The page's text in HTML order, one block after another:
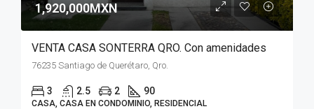
1,920,000MXN
VENTA CASA SONTERRA QRO. Con amenidades
76235 Santiago de Querétaro, Qro.
3 2.5 2 90
CASA, CASA EN CONDOMINIO, RESIDENCIAL